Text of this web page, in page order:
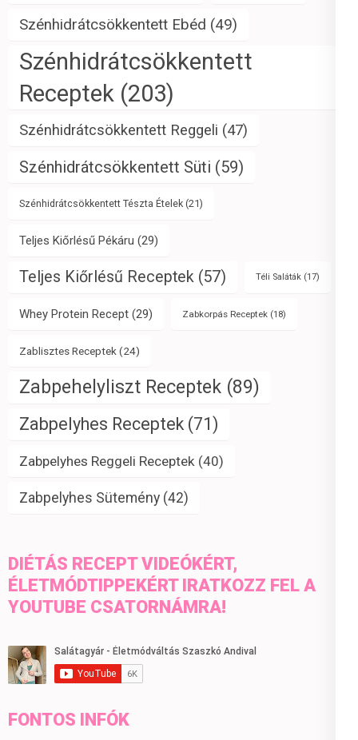
Szénhidrátcsökkentett Ebéd (49)
Szénhidrátcsökkentett
Receptek (203)
Szénhidrátcsökkentett Reggeli (47)
Szénhidrátcsökkentett Süti (59)
Szénhidrátcsökkentett Tészta Ételek (21)
Teljes Kiőrlésű Pékáru (29)
Teljes Kiőrlésű Receptek (57) Téli Saláták (17)
Whey Protein Recept (29) Zabkorpás Receptek (18)
Zablisztes Receptek (24)
Zabpehelyliszt Receptek (89)
Zabpelyhes Receptek (71)
Zabpelyhes Reggeli Receptek (40)
Zabpelyhes Sütemény (42)
DIÉTÁS RECEPT VIDEÓKÉRT,
ÉLETMÓDTIPPEKÉRT IRATKOZZ FEL A
YOUTUBE CSATORNÁMRA!
FONTOS INFÓK